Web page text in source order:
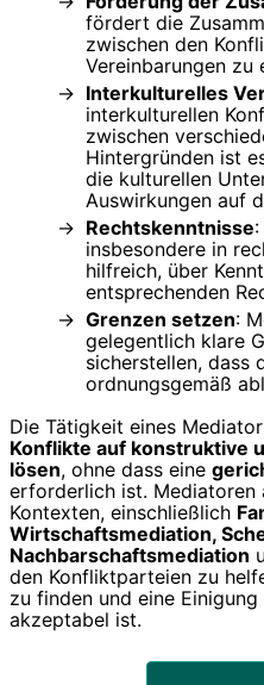
fördert die
zwischen den
Vereinbarungen zu
Interkulturelles
interkulturellen
zwischen
Hintergründen ist
die kulturellen
Auswirkungen auf
Rechtskenntnisse
insbesondere in
hilfreich, über
entsprechenden
Grenzen setzen:
gelegentlich klare
sicherstellen, dass
ordnungsgemäß
Die Tätigkeit eines
Konflikte auf konstruktive
lösen, ohne dass eine
erforderlich ist. Mediatoren
Kontexten, einschließlich
Wirtschaftsmediation,
Nachbarschaftsmediation
den Konfliktparteien zu
zu finden und eine
akzeptabel ist.